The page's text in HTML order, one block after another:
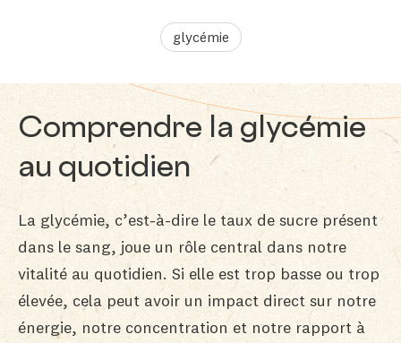
glycémie
Comprendre la glycémie
au quotidien
La glycémie, c’est-à-dire le taux de sucre présent
dans le sang, joue un rôle central dans notre
vitalité au quotidien. Si elle est trop basse ou trop
élevée, cela peut avoir un impact direct sur notre
énergie, notre concentration et notre rapport à